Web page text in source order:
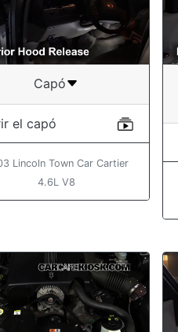
Capó
el capó
Lincoln Town Car Cartier
4.6L V8